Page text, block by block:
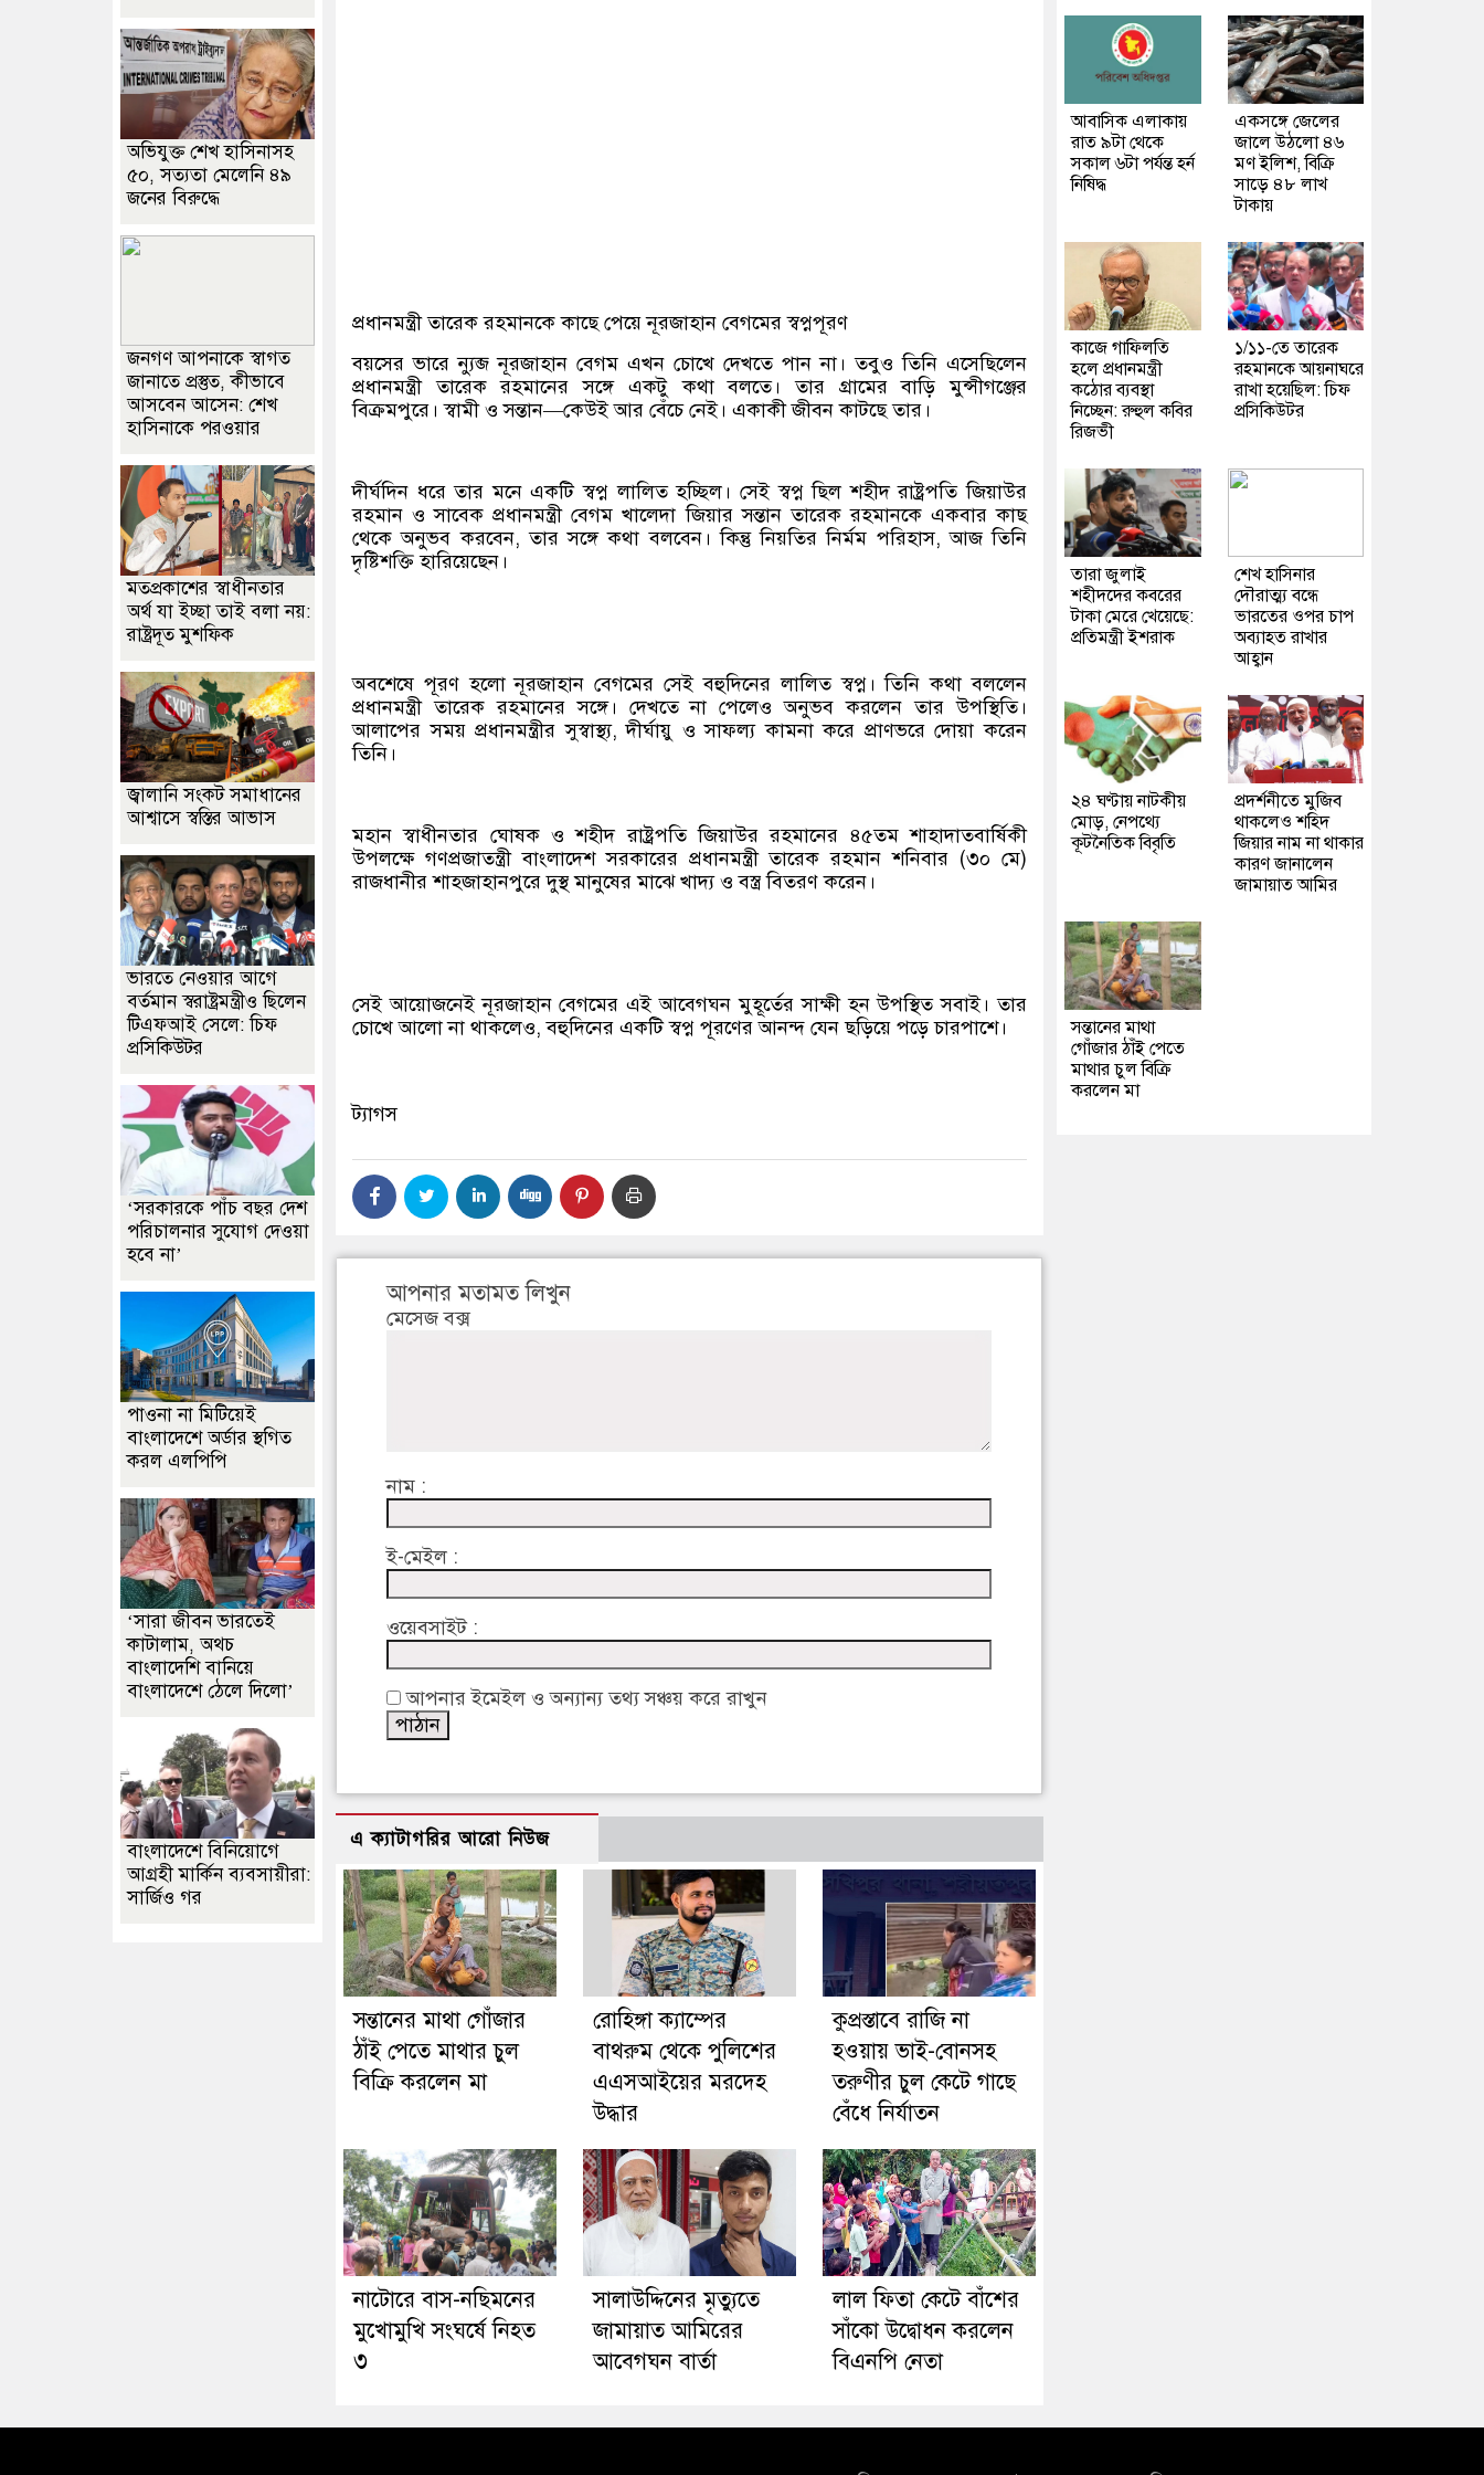
প্রধানমন্ত্রী তারেক রহমানকে কাছে পেয়ে নূরজাহান বেগমের স্বপ্নপূরণ
বয়সের ভারে ন্যুব্জ নূরজাহান বেগম এখন চোখে দেখতে পান না। তবুও তিনি এসেছিলেন
প্রধানমন্ত্রী তারেক রহমানের সঙ্গে একটু কথা বলতে। তার গ্রামের বাড়ি মুন্সীগঞ্জের
বিক্রমপুরে। স্বামী ও সন্তান—কেউই আর বেঁচে নেই। একাকী জীবন কাটছে তার।
দীর্ঘদিন ধরে তার মনে একটি স্বপ্ন লালিত হচ্ছিল। সেই স্বপ্ন ছিল শহীদ রাষ্ট্রপতি জিয়াউর
রহমান ও সাবেক প্রধানমন্ত্রী বেগম খালেদা জিয়ার সন্তান তারেক রহমানকে একবার কাছ
থেকে অনুভব করবেন, তার সঙ্গে কথা বলবেন। কিন্তু নিয়তির নির্মম পরিহাস, আজ তিনি
দৃষ্টিশক্তি হারিয়েছেন।
অবশেষে পূরণ হলো নূরজাহান বেগমের সেই বহুদিনের লালিত স্বপ্ন। তিনি কথা বললেন
প্রধানমন্ত্রী তারেক রহমানের সঙ্গে। দেখতে না পেলেও অনুভব করলেন তার উপস্থিতি।
আলাপের সময় প্রধানমন্ত্রীর সুস্বাস্থ্য, দীর্ঘায়ু ও সাফল্য কামনা করে প্রাণভরে দোয়া করেন
তিনি।
মহান স্বাধীনতার ঘোষক ও শহীদ রাষ্ট্রপতি জিয়াউর রহমানের ৪৫তম শাহাদাতবার্ষিকী
উপলক্ষে গণপ্রজাতন্ত্রী বাংলাদেশ সরকারের প্রধানমন্ত্রী তারেক রহমান শনিবার (৩০ মে)
রাজধানীর শাহজাহানপুরে দুস্থ মানুষের মাঝে খাদ্য ও বস্ত্র বিতরণ করেন।
সেই আয়োজনেই নূরজাহান বেগমের এই আবেগঘন মুহূর্তের সাক্ষী হন উপস্থিত সবাই। তার
চোখে আলো না থাকলেও, বহুদিনের একটি স্বপ্ন পূরণের আনন্দ যেন ছড়িয়ে পড়ে চারপাশে।
ট্যাগস
আপনার মতামত লিখুন
মেসেজ বক্স
নাম :
ই-মেইল :
ওয়েবসাইট :
আপনার ইমেইল ও অন্যান্য তথ্য সঞ্চয় করে রাখুন
এ ক্যাটাগরির আরো নিউজ
সন্তানের মাথা গোঁজার
ঠাঁই পেতে মাথার চুল
বিক্রি করলেন মা
রোহিঙ্গা ক্যাম্পের
বাথরুম থেকে পুলিশের
এএসআইয়ের মরদেহ
উদ্ধার
কুপ্রস্তাবে রাজি না
হওয়ায় ভাই-বোনসহ
তরুণীর চুল কেটে গাছে
বেঁধে নির্যাতন
নাটোরে বাস-নছিমনের
মুখোমুখি সংঘর্ষে নিহত
৩
সালাউদ্দিনের মৃত্যুতে
জামায়াত আমিরের
আবেগঘন বার্তা
লাল ফিতা কেটে বাঁশের
সাঁকো উদ্বোধন করলেন
বিএনপি নেতা
অভিযুক্ত শেখ হাসিনাসহ
৫০, সত্যতা মেলেনি ৪৯
জনের বিরুদ্ধে
জনগণ আপনাকে স্বাগত
জানাতে প্রস্তুত, কীভাবে
আসবেন আসেন: শেখ
হাসিনাকে পরওয়ার
মতপ্রকাশের স্বাধীনতার
অর্থ যা ইচ্ছা তাই বলা নয়:
রাষ্ট্রদূত মুশফিক
জ্বালানি সংকট সমাধানের
আশ্বাসে স্বস্তির আভাস
ভারতে নেওয়ার আগে
বর্তমান স্বরাষ্ট্রমন্ত্রীও ছিলেন
টিএফআই সেলে: চিফ
প্রসিকিউটর
‘সরকারকে পাঁচ বছর দেশ
পরিচালনার সুযোগ দেওয়া
হবে না’
পাওনা না মিটিয়েই
বাংলাদেশে অর্ডার স্থগিত
করল এলপিপি
‘সারা জীবন ভারতেই
কাটালাম, অথচ
বাংলাদেশি বানিয়ে
বাংলাদেশে ঠেলে দিলো’
বাংলাদেশে বিনিয়োগে
আগ্রহী মার্কিন ব্যবসায়ীরা:
সার্জিও গর
আবাসিক এলাকায়
রাত ৯টা থেকে
সকাল ৬টা পর্যন্ত হর্ন
নিষিদ্ধ
একসঙ্গে জেলের
জালে উঠলো ৪৬
মণ ইলিশ, বিক্রি
সাড়ে ৪৮ লাখ
টাকায়
কাজে গাফিলতি
হলে প্রধানমন্ত্রী
কঠোর ব্যবস্থা
নিচ্ছেন: রুহুল কবির
রিজভী
১/১১-তে তারেক
রহমানকে আয়নাঘরে
রাখা হয়েছিল: চিফ
প্রসিকিউটর
তারা জুলাই
শহীদদের কবরের
টাকা মেরে খেয়েছে:
প্রতিমন্ত্রী ইশরাক
শেখ হাসিনার
দৌরাত্ম্য বন্ধে
ভারতের ওপর চাপ
অব্যাহত রাখার
আহ্বান
২৪ ঘণ্টায় নাটকীয়
মোড়, নেপথ্যে
কূটনৈতিক বিবৃতি
প্রদর্শনীতে মুজিব
থাকলেও শহিদ
জিয়ার নাম না থাকার
কারণ জানালেন
জামায়াত আমির
সন্তানের মাথা
গোঁজার ঠাঁই পেতে
মাথার চুল বিক্রি
করলেন মা